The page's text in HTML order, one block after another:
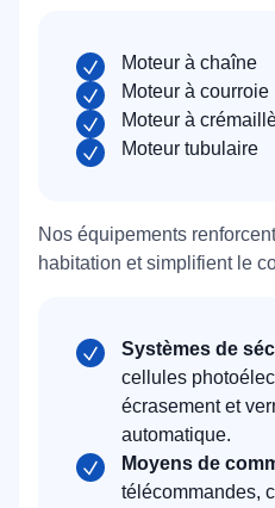
Moteur à chaîne
Moteur à courroie
Moteur à
Moteur tubulaire
Nos équipements
habitation et simplifient le
Systèmes de
cellules
écrasement et
automatique.
Moyens de
télécommandes,